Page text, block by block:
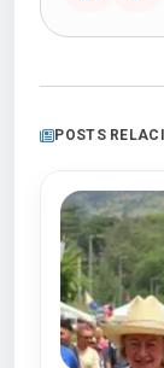
POSTS